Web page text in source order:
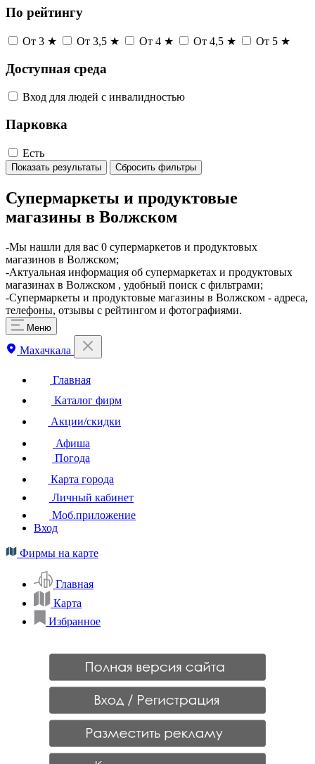
По рейтингу
От 3 ★ От 3,5 ★ От 4 ★ От 4,5 ★ От 5 ★
Доступная среда
Вход для людей с инвалидностью
Парковка
Есть
Показать результаты Сбросить фильтры
Супермаркеты и продуктовые
магазины в Волжском
​-Мы нашли для вас 0 супермаркетов и продуктовых
магазинов в Волжском;
-Актуальная информация об супермаркетах и продуктовых
магазинах в Волжском , удобный поиск с фильтрами;
-Супермаркеты и продуктовые магазины в Волжском - адреса,
телефоны, отзывы с рейтингом и фотографиями.
Меню
Махачкала
Главная
Каталог фирм
Акции/скидки
Афиша
Погода
Карта города
Личный кабинет
Моб.приложение
Вход
Фирмы на карте
Главная
Карта
Избранное